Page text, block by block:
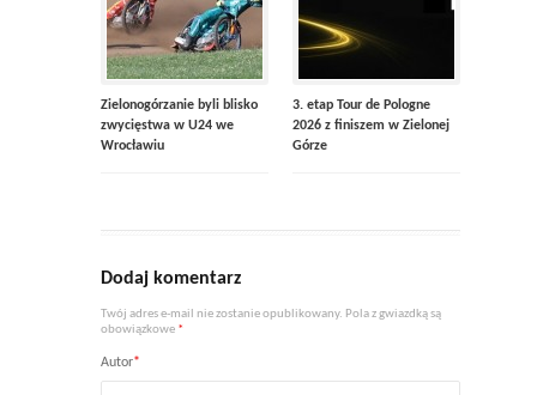
Zielonogórzanie byli blisko
zwycięstwa w U24 we
Wrocławiu
3. etap Tour de Pologne
2026 z finiszem w Zielonej
Górze
Dodaj komentarz
Twój adres e-mail nie zostanie opublikowany. Pola z gwiazdką są
obowiązkowe *
Autor*